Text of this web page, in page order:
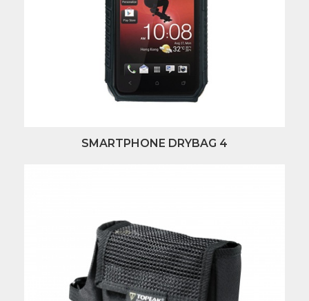
SMARTPHONE DRYBAG 4